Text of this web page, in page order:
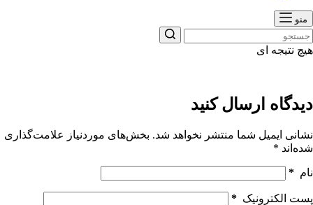
منو
هیچ نتیجه ای
دیدگاه ارسال کنید
نشانی ایمیل شما منتشر نخواهد شد. بخش‌های موردنیاز علامت‌گذاری
شده‌اند *
نام *
پست الکترونیک *